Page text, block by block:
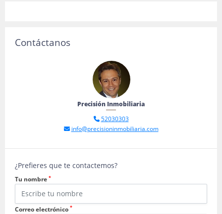
Contáctanos
Precisión Inmobiliaria
52030303
info@precisioninmobiliaria.com
¿Prefieres que te contactemos?
Tu nombre *
Correo electrónico *